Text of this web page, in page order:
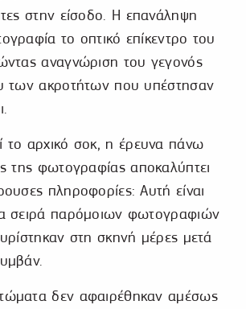
στην είσοδο. Η επανάληψη
το οπτικό επίκεντρο του
αναγνώριση του γεγονός
των ακροτήτων που υπέστησαν
το αρχικό σοκ, η έρευνα πάνω
της φωτογραφίας αποκαλύπτει
πληροφορίες: Αυτή είναι
σειρά παρόμοιων φωτογραφιών
στη σκηνή μέρες μετά
δεν αφαιρέθηκαν αμέσως